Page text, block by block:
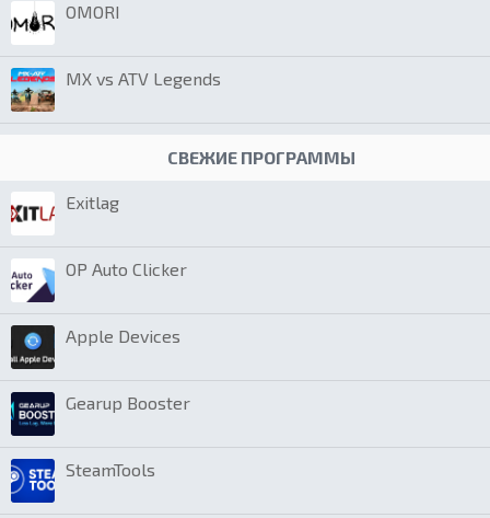
OMORI
MX vs ATV Legends
СВЕЖИЕ ПРОГРАММЫ
Exitlag
OP Auto Clicker
Apple Devices
Gearup Booster
SteamTools